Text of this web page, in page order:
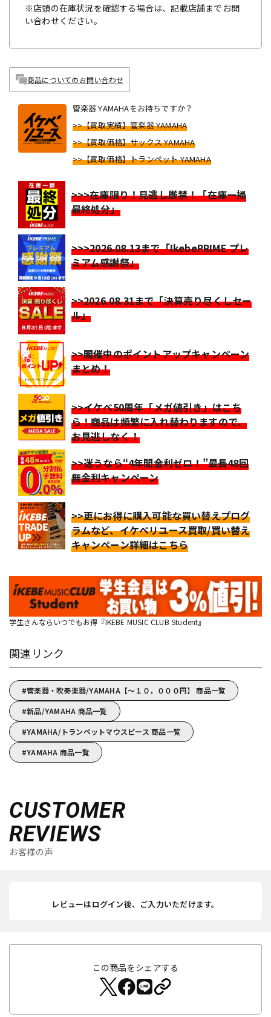
※店頭の在庫状況を確認する場合は、記載店舗までお問
い合わせください。
商品についてのお問い合わせ
管楽器 YAMAHAをお持ちですか？
>>【買取実績】管楽器 YAMAHA
>>【買取価格】サックス YAMAHA
>>【買取価格】トランペット YAMAHA
>>>在庫限り！見逃し厳禁！「在庫一掃
最終処分」
>>>2026.08.13まで「IkebePRIME プレ
ミアム感謝祭」
>>2026.08.31まで「決算売り尽くしセー
ル」
>>開催中のポイントアップキャンペーン
まとめ！
>>イケベ50周年「メガ値引き」はこち
ら！商品は頻繁に入れ替わりますので、
お見逃しなく！
>>迷うなら“4年間金利ゼロ！”最長48回
無金利キャンペーン
>>更にお得に購入可能な買い替えプログ
ラムなど、イケベリユース買取/買い替え
キャンペーン詳細はこちら
学生さんならいつでもお得『IKEBE MUSIC CLUB Student』
関連リンク
管楽器・吹奏楽器/YAMAHA【～１０，０００円】 商品一覧
新品/YAMAHA 商品一覧
YAMAHA/トランペットマウスピース 商品一覧
YAMAHA 商品一覧
CUSTOMER
REVIEWS
お客様の声
レビューはログイン後、ご入力いただけます。
この商品をシェアする